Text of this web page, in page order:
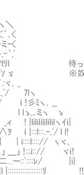
<
<
,'
れネ
※奴隷の
_
7lヽ
ﾐヽ､ __
,､ミヽⅥゝ
! |lililililililヽｲｉ|
|:::l:::.ｰ,'/ l l!
ヽヾ､
!::;i::// ヾｉ!
ニ二...ー::'::::ﾚ/ |i|
￣|l |:::::::::::::::::::ﾘ